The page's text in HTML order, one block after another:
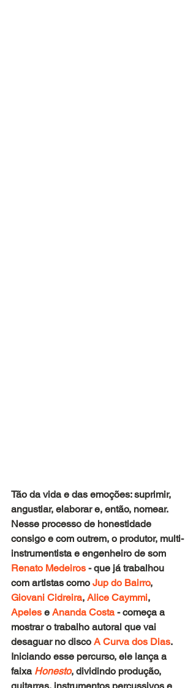
Tão da vida e das emoções: suprimir,
angustiar, elaborar e, então, nomear.
Nesse processo de honestidade
consigo e com outrem, o produtor, multi-
instrumentista e engenheiro de som
Renato Medeiros - que já trabalhou
com artistas como Jup do Bairro,
Giovani Cidreira, Alice Caymmi,
Apeles e Ananda Costa - começa a
mostrar o trabalho autoral que vai
desaguar no disco A Curva dos Dias.
Iniciando esse percurso, ele lança a
faixa Honesto, dividindo produção,